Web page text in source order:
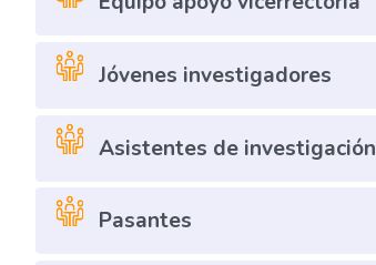
Jóvenes investigadores
Asistentes de investigación
Pasantes